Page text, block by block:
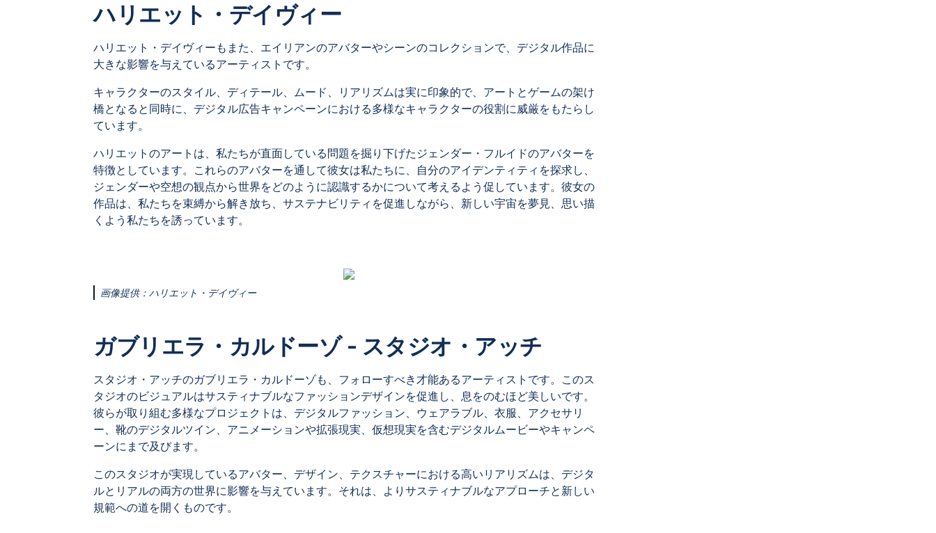
ハリエット・デイヴィー
ハリエット・デイヴィーもまた、エイリアンのアバターやシーンのコレクションで、デジタル作品に
大きな影響を与えているアーティストです。
キャラクターのスタイル、ディテール、ムード、リアリズムは実に印象的で、アートとゲームの架け
橋となると同時に、デジタル広告キャンペーンにおける多様なキャラクターの役割に威厳をもたらし
ています。
ハリエットのアートは、私たちが直面している問題を掘り下げたジェンダー・フルイドのアバターを
特徴としています。これらのアバターを通して彼女は私たちに、自分のアイデンティティを探求し、
ジェンダーや空想の観点から世界をどのように認識するかについて考えるよう促しています。彼女の
作品は、私たちを束縛から解き放ち、サステナビリティを促進しながら、新しい宇宙を夢見、思い描
くよう私たちを誘っています。
画像提供：ハリエット・デイヴィー
ガブリエラ・カルドーゾ - スタジオ・アッチ
スタジオ・アッチのガブリエラ・カルドーゾも、フォローすべき才能あるアーティストです。このス
タジオのビジュアルはサスティナブルなファッションデザインを促進し、息をのむほど美しいです。
彼らが取り組む多様なプロジェクトは、デジタルファッション、ウェアラブル、衣服、アクセサリ
ー、靴のデジタルツイン、アニメーションや拡張現実、仮想現実を含むデジタルムービーやキャンペ
ーンにまで及びます。
このスタジオが実現しているアバター、デザイン、テクスチャーにおける高いリアリズムは、デジタ
ルとリアルの両方の世界に影響を与えています。それは、よりサスティナブルなアプローチと新しい
規範への道を開くものです。